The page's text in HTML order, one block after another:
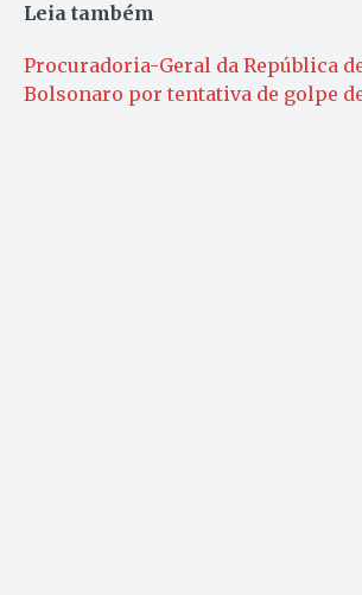
Leia também
Procuradoria-Geral da República
Bolsonaro por tentativa de golpe